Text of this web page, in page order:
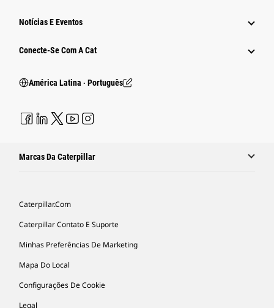
Notícias E Eventos
Conecte-Se Com A Cat
América Latina ‧ Português
Marcas Da Caterpillar
Caterpillar.com
Caterpillar Contato E Suporte
Minhas Preferências De Marketing
Mapa Do Local
Configurações De Cookie
Legal